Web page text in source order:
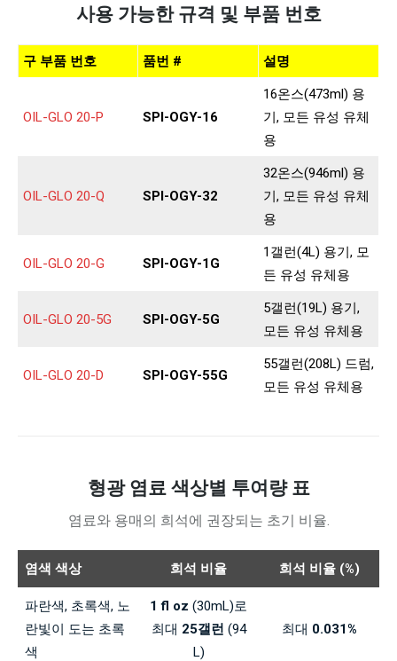
사용 가능한 규격 및 부품 번호
구 부품 번호 품번 # 설명
OIL-GLO 20-P SPI-OGY-16
16온스(473ml) 용
기, 모든 유성 유체
용
OIL-GLO 20-Q SPI-OGY-32
32온스(946ml) 용
기, 모든 유성 유체
용
OIL-GLO 20-G SPI-OGY-1G
1갤런(4L) 용기, 모
든 유성 유체용
OIL-GLO 20-5G SPI-OGY-5G
5갤런(19L) 용기,
모든 유성 유체용
OIL-GLO 20-D SPI-OGY-55G
55갤런(208L) 드럼,
모든 유성 유체용
형광 염료 색상별 투여량 표
염료와 용매의 희석에 권장되는 초기 비율.
염색 색상 희석 비율 희석 비율 (%)
파란색, 초록색, 노
란빛이 도는 초록
색
1 fl oz (30mL)로
최대 25갤런 (94
L)
최대 0.031%